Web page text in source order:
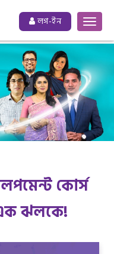
লগ-ইন
কোর্স
ঝলকে!